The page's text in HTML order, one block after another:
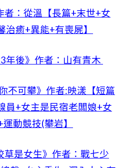
者：從溫【長篇+末世+女
癒+異能+有喪屍】
年後》作者：山有青木
不可攀》作者:映漾【短篇
員+女主是民宿老闆娘+女
動競技(攀岩】
草是女生》作者：戰七少